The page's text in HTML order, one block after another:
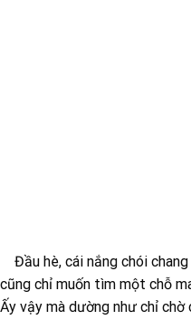
Đầu hè, cái nắng chói
cũng chỉ muốn tìm một chỗ
Ấy vậy mà dường như chỉ